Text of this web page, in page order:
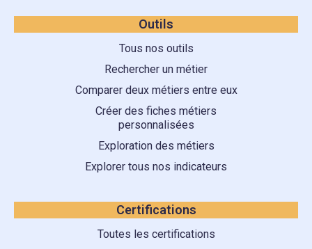
Outils
Tous nos outils
Rechercher un métier
Comparer deux métiers entre eux
Créer des fiches métiers
personnalisées
Exploration des métiers
Explorer tous nos indicateurs
Certifications
Toutes les certifications